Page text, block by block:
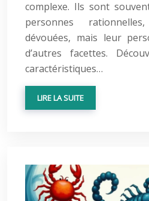
complexe. Ils sont
personnes
dévouées, mais leur
d’autres facettes.
caractéristiques…
LIRE LA SUITE